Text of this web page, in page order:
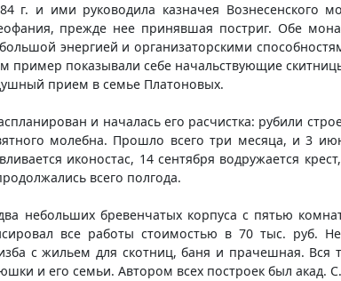
г. и ими руководила казначея Вознесенского
прежде нее принявшая постриг. Обе
энергией и организаторскими
пример показывали себе начальствующие
прием в семье Платоновых.
и началась его расчистка: рубили
молебна. Прошло всего три месяца, и 3
иконостас, 14 сентября водружается
всего полгода.
небольших бревенчатых корпуса с пятью
все работы стоимостью в 70 тыс. руб.
с жильем для скотниц, баня и прачешная. Вся
и его семьи. Автором всех построек был акад.